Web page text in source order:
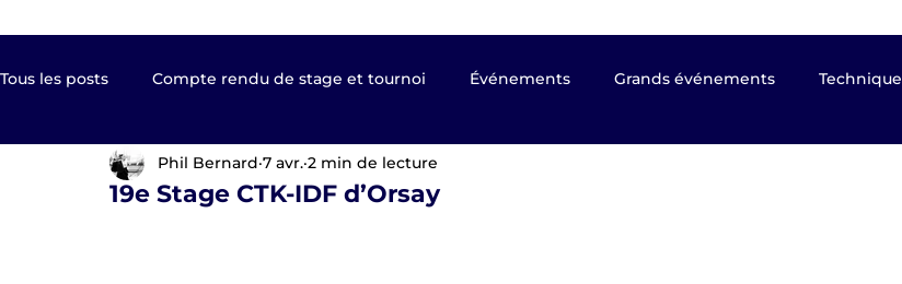
Tous les posts Compte rendu de stage et tournoi Événements Grands événements Technique
Kyudo TV Les clubs de France Kyudo Revue de Presse
19e Stage CTK-IDF d’Orsay
Phil Bernard 7 avr. 2 min de lecture